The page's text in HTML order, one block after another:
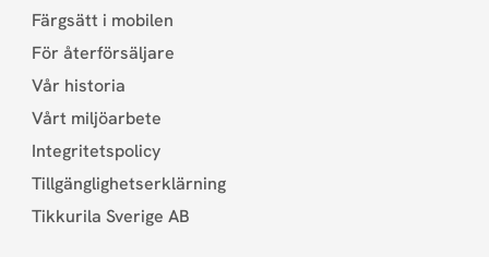
Färgsätt i mobilen
För återförsäljare
Vår historia
Vårt miljöarbete
Integritetspolicy
Tillgänglighetserklärning
Tikkurila Sverige AB